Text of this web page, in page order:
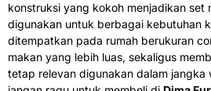
konstruksi yang kokoh menjadikan set
digunakan untuk berbagai kebutuhan
ditempatkan pada rumah berukuran
makan yang lebih luas, sekaligus
tetap relevan digunakan dalam